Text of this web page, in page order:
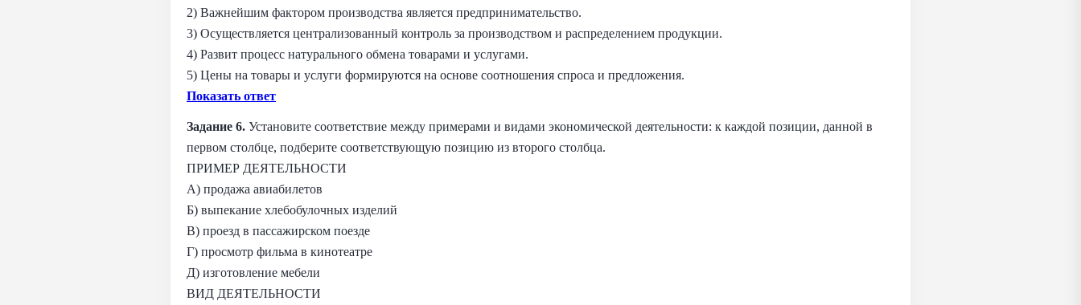
2) Важнейшим фактором производства является предпринимательство.
3) Осуществляется централизованный контроль за производством и распределением продукции.
4) Развит процесс натурального обмена товарами и услугами.
5) Цены на товары и услуги формируются на основе соотношения спроса и предложения.
Показать ответ
Задание 6. Установите соответствие между примерами и видами экономической деятельности: к каждой позиции, данной в
первом столбце, подберите соответствующую позицию из второго столбца.
ПРИМЕР ДЕЯТЕЛЬНОСТИ
А) продажа авиабилетов
Б) выпекание хлебобулочных изделий
В) проезд в пассажирском поезде
Г) просмотр фильма в кинотеатре
Д) изготовление мебели
ВИД ДЕЯТЕЛЬНОСТИ